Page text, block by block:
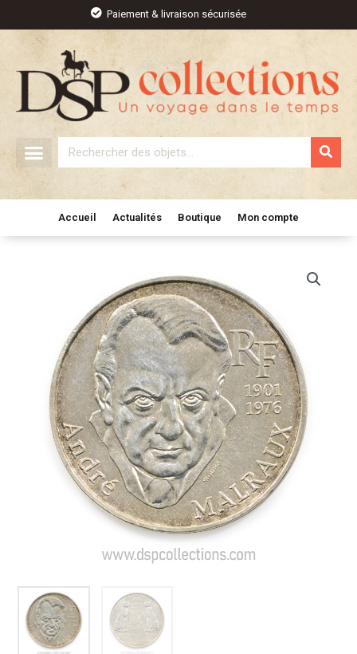
contenu
Paiement & livraison sécurisée
Rechercher
Accueil Actualités Boutique Mon compte